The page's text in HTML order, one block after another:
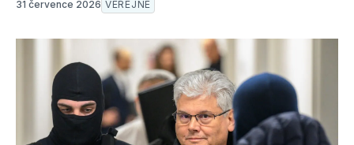
31 července 2026 VEŘEJNÉ